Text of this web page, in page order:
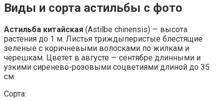
Виды и сорта астильбы с фото
Астильба китайская (Astilbe chinensis) — высота
растения до 1 м. Листья триждыперистые блестящие
зеленые с коричневыми волосками по жилкам и
черешкам. Цветет в августе — сентябре длинными и
узкими сиренево-розовыми соцветиями длиной до 35
см.
Сорта: